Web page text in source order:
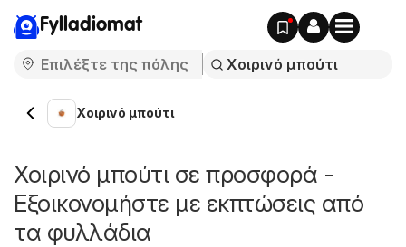
Fylladiomat
Χοιρινό μπούτι
Χοιρινό μπούτι σε προσφορά -
Εξοικονομήστε με εκπτώσεις από
τα φυλλάδια